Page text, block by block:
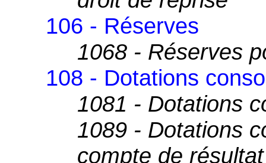
106 - Réserves
1068 - Réserves
108 - Dotations
1081 - Dotations
1089 - Dotations
compte de résultat